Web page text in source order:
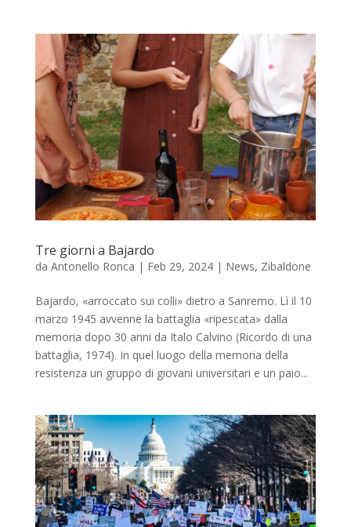
Tre giorni a Bajardo
da Antonello Ronca | Feb 29, 2024| News, Zibaldone
Bajardo, «arroccato sui colli» dietro a Sanremo. Lì il 10
marzo 1945 avvenne la battaglia «ripescata» dalla
memoria dopo 30 anni da Italo Calvino (Ricordo di una
battaglia, 1974). In quel luogo della memoria della
resistenza un gruppo di giovani universitari e un paio...